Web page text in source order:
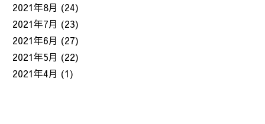
2021年8月 (24)
2021年7月 (23)
2021年6月 (27)
2021年5月 (22)
2021年4月 (1)